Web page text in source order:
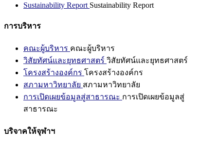
Sustainability Report Sustainability Report
การบริหาร
คณะผู้บริหาร คณะผู้บริหาร
วิสัยทัศน์และยุทธศาสตร์ วิสัยทัศน์และยุทธศาสตร์
โครงสร้างองค์กร โครงสร้างองค์กร
สภามหาวิทยาลัย สภามหาวิทยาลัย
การเปิดเผยข้อมูลสู่สาธารณะ การเปิดเผยข้อมูลสู่
สาธารณะ
บริจาคให้จุฬาฯ